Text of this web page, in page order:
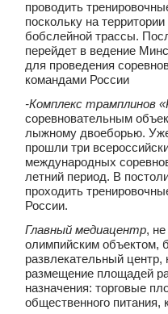
проводить
поскольку на
бобслейной трассы.
перейдет в ведение
для проведения
командами России
-Комплекс трамплинов
соревновательным
лыжному двоеборью.
прошли три
международных
летний период. В
проходить
России.
Главный медиацентр,
олимпийским объектом,
развлекательный центр,
размещение площадей
назначения: торговые
общественного питания,